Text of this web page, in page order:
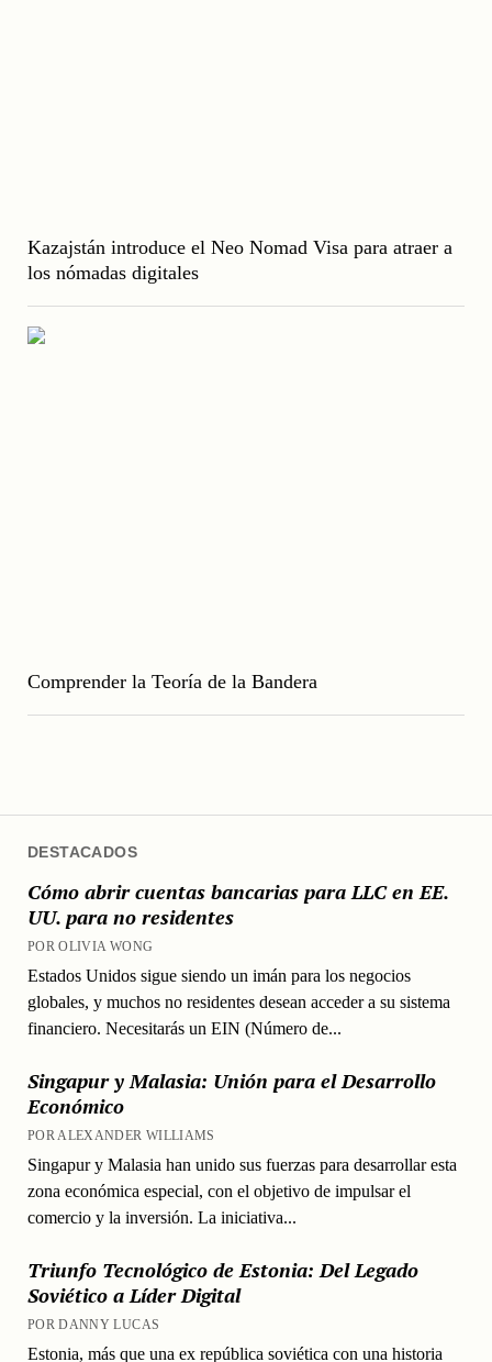
DESTACADOS
Cómo abrir cuentas bancarias para LLC en EE.
UU. para no residentes
POR OLIVIA WONG
Estados Unidos sigue siendo un imán para los negocios
globales, y muchos no residentes desean acceder a su sistema
financiero. Necesitarás un EIN (Número de...
Singapur y Malasia: Unión para el Desarrollo
Económico
POR ALEXANDER WILLIAMS
Singapur y Malasia han unido sus fuerzas para desarrollar esta
zona económica especial, con el objetivo de impulsar el
comercio y la inversión. La iniciativa...
Triunfo Tecnológico de Estonia: Del Legado
Soviético a Líder Digital
POR DANNY LUCAS
Estonia, más que una ex república soviética con una historia
Kazajstán introduce el Neo Nomad Visa para atraer a
los nómadas digitales
Comprender la Teoría de la Bandera